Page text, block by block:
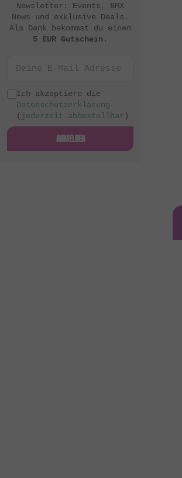
Newsletter: Events, BMX
News und exklusive Deals.
Als Dank bekommst du einen
5 EUR Gutschein.
Ich akzeptiere die
Datenschutzerklärung
( jederzeit abbestellbar )
ANMELDEN